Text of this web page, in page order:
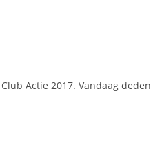
Actie 2017. Vandaag deden